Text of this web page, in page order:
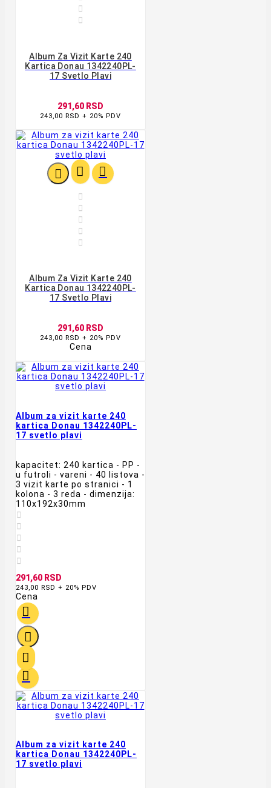


Album Za Vizit Karte 240
Kartica Donau 1342240PL-
17 Svetlo Plavi
291,60 RSD
243,00 RSD + 20% PDV
  





Album Za Vizit Karte 240
Kartica Donau 1342240PL-
17 Svetlo Plavi
291,60 RSD
243,00 RSD + 20% PDV
Cena
Album za vizit karte 240
kartica Donau 1342240PL-
17 svetlo plavi
kapacitet: 240 kartica - PP -
u futroli - vareni - 40 listova -
3 vizit karte po stranici - 1
kolona - 3 reda - dimenzija:
110x192x30mm





291,60 RSD
243,00 RSD + 20% PDV
Cena




Album za vizit karte 240
kartica Donau 1342240PL-
17 svetlo plavi